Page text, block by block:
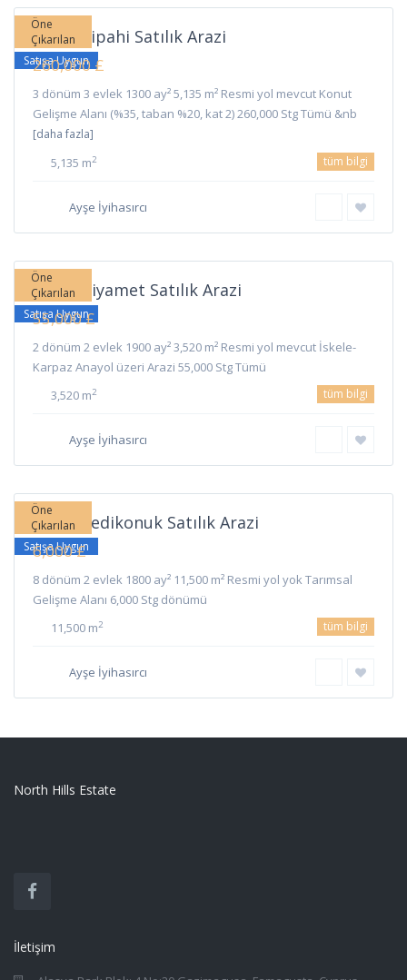
Öne
Çıkarılan
Satışa Uygun
İskele Sipahi Satılık Arazi
260,000 £
3 dönüm 3 evlek 1300 ay² 5,135 m² Resmi yol mevcut Konut
Gelişme Alanı (%35, taban %20, kat 2) 260,000 Stg Tümü &nb
[daha fazla]
5,135 m2 tüm bilgi
Ayşe İyihasırcı
Öne
Çıkarılan
Satışa Uygun
İskele Ziyamet Satılık Arazi
55,000 £
2 dönüm 2 evlek 1900 ay² 3,520 m² Resmi yol mevcut İskele-
Karpaz Anayol üzeri Arazi 55,000 Stg Tümü
3,520 m2 tüm bilgi
Ayşe İyihasırcı
Öne
Çıkarılan
Satışa Uygun
İskele Yedikonuk Satılık Arazi
6,000 £
8 dönüm 2 evlek 1800 ay² 11,500 m² Resmi yol yok Tarımsal
Gelişme Alanı 6,000 Stg dönümü
11,500 m2 tüm bilgi
Ayşe İyihasırcı
North Hills Estate
İletişim